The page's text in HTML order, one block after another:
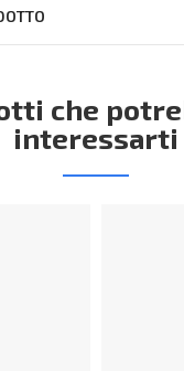
che
interessarti